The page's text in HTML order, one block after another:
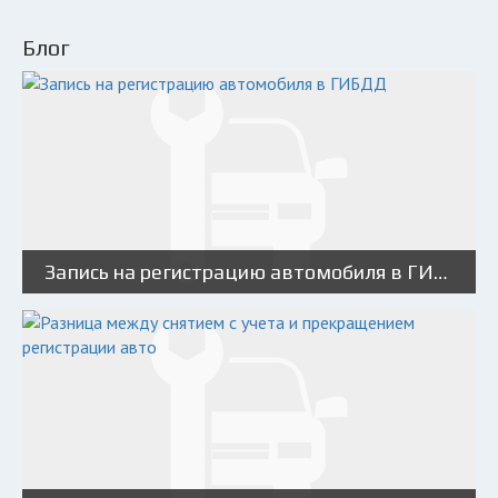
Блог
Запись на регистрацию автомобиля в ГИБДД